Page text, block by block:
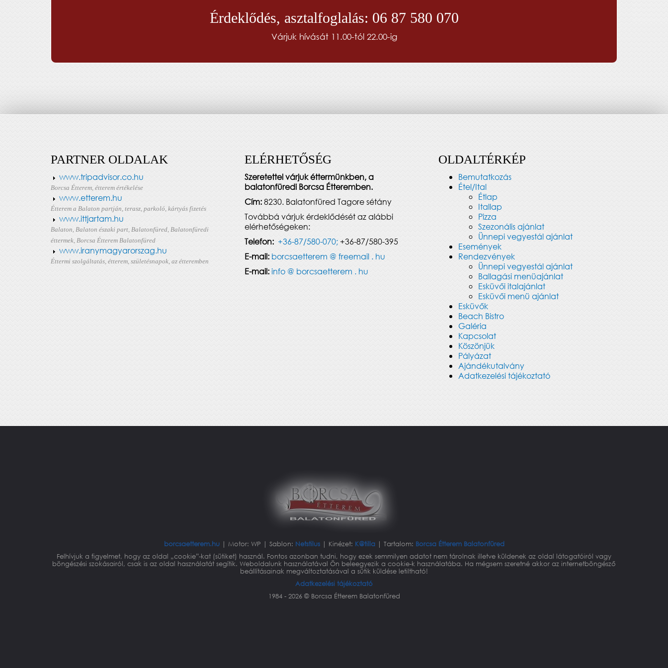
Érdeklődés, asztalfoglalás: 06 87 580 070
Várjuk hívását 11.00-tól 22.00-ig
PARTNER OLDALAK
www.tripadvisor.co.hu
Borcsa Étterem, étterem értékelése
www.etterem.hu
Étterem a Balaton partján, terasz, parkoló, kártyás fizetés
www.ittjartam.hu
Balaton, Balaton északi part, Balatonfüred, Balatonfüredi
éttermek, Borcsa Étterem Balatonfüred
www.iranymagyarorszag.hu
Éttermi szolgáltatás, étterem, születésnapok, az étteremben
ELÉRHETŐSÉG
Szeretettel várjuk éttermünkben, a
balatonfüredi Borcsa Étteremben.
Cím:8230. Balatonfüred Tagore sétány
Továbbá várjuk érdeklődését az alábbi
elérhetőségeken:
Telefon: +36-87/580-070;+36-87/580-395
E-mail:borcsaetterem @ freemail . hu
E-mail:info @ borcsaetterem . hu
OLDALTÉRKÉP
Bemutatkozás
Étel/Ital
Étlap
Itallap
Pizza
Szezonális ajánlat
Ünnepi vegyestál ajánlat
Események
Rendezvények
Ünnepi vegyestál ajánlat
Ballagási menüajánlat
Esküvői italajánlat
Esküvői menü ajánlat
Esküvők
Beach Bistro
Galéria
Kapcsolat
Köszönjük
Pályázat
Ajándékutalvány
Adatkezelési tájékoztató
borcsaetterem.hu | Motor: WP | Sablon: Netstilus | Kinézet: K@tilla | Tartalom: Borcsa Étterem Balatonfüred
Felhívjuk a figyelmet, hogy az oldal „cookie”-kat (sütiket) használ. Fontos azonban tudni, hogy ezek semmilyen adatot nem tárolnak illetve küldenek az oldal látogatóiról vagy
böngészési szokásairól, csak is az oldal használatát segítik. Weboldalunk használatával Ön beleegyezik a cookie-k használatába. Ha mégsem szeretné akkor az internetböngésző
beállításainak megváltoztatásával a sütik küldése letiltható!
Adatkezelési tájékoztató
1984 - 2026 © Borcsa Étterem Balatonfüred